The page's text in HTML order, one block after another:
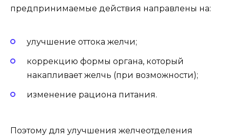
предпринимаемые действия направлены на:
улучшение оттока желчи;
коррекцию формы органа, который
накапливает желчь (при возможности);
изменение рациона питания.
Поэтому для улучшения желчеотделения